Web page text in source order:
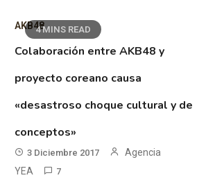
4 MINS READ
AKB48
Colaboración entre AKB48 y
proyecto coreano causa
«desastroso choque cultural y de
conceptos»
3 Diciembre 2017
Agencia
YEA
7